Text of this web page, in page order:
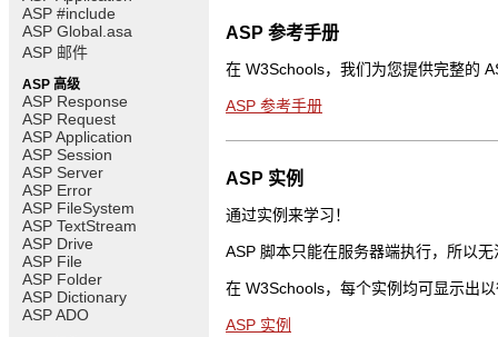
ASP #include
ASP Global.asa
ASP 邮件
ASP 高级
ASP Response
ASP Request
ASP Application
ASP Session
ASP Server
ASP Error
ASP FileSystem
ASP TextStream
ASP Drive
ASP File
ASP Folder
ASP Dictionary
ASP ADO
ASP 参考手册
在 W3Schools，我们为您提供完整的
ASP 参考手册
ASP 实例
通过实例来学习！
ASP 脚本只能在服务器端执行，所以
在 W3Schools，每个实例均可显示出
ASP 实例